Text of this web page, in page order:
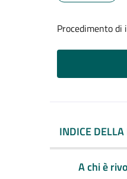
Procedimento di
INDICE
A chi è